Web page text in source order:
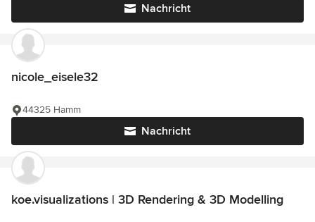
Nachricht
nicole_eisele32
Nachricht
44325 Hamm
koe.visualizations | 3D Rendering & 3D Modelling